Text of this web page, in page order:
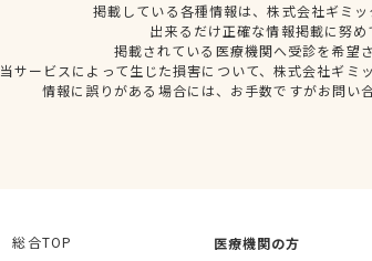
掲載している各種情報は、株式会社ギミ
出来るだけ正確な情報掲載に努
掲載されている医療機関へ受診を希望
当サービスによって生じた損害について、株式会社ギ
情報に誤りがある場合には、お手数ですがお問い
総合TOP
医療機関の方